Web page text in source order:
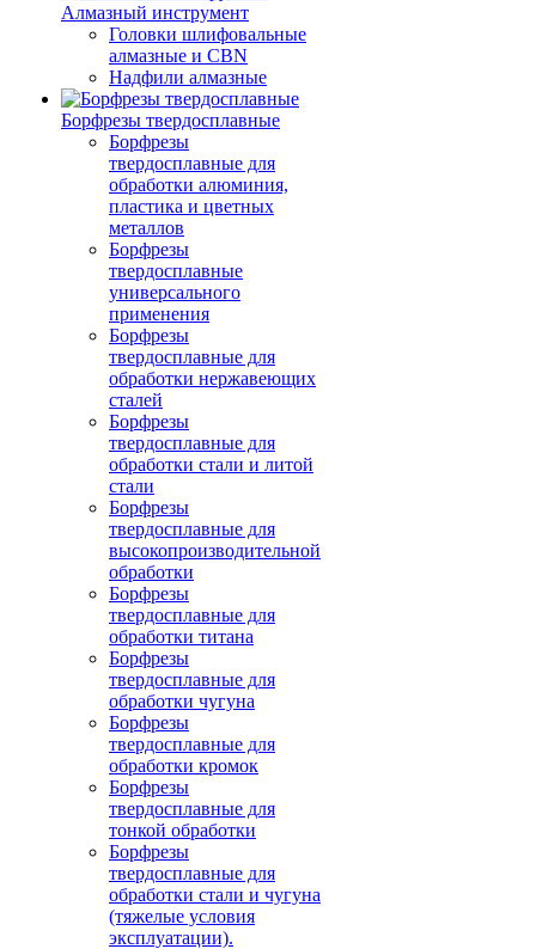
Алмазный инструмент
Головки шлифовальные
алмазные и CBN
Надфили алмазные
Борфрезы твердосплавные
Борфрезы
твердосплавные для
обработки алюминия,
пластика и цветных
металлов
Борфрезы
твердосплавные
универсального
применения
Борфрезы
твердосплавные для
обработки нержавеющих
сталей
Борфрезы
твердосплавные для
обработки стали и литой
стали
Борфрезы
твердосплавные для
высокопроизводительной
обработки
Борфрезы
твердосплавные для
обработки титана
Борфрезы
твердосплавные для
обработки чугуна
Борфрезы
твердосплавные для
обработки кромок
Борфрезы
твердосплавные для
тонкой обработки
Борфрезы
твердосплавные для
обработки стали и чугуна
(тяжелые условия
эксплуатации).